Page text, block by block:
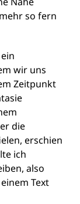
so fern
wir uns
Zeitpunkt
die
erschien
ich
also
Text